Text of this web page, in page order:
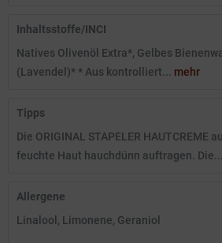
Inhaltsstoffe/INCI
Natives Olivenöl Extra*, Gelbes
(Lavendel)* * Aus kontrolliert... mehr
Tipps
Die ORIGINAL STAPELER HAUTCREME
feuchte Haut hauchdünn auftragen. Die...
Allergene
Linalool, Limonene, Geraniol